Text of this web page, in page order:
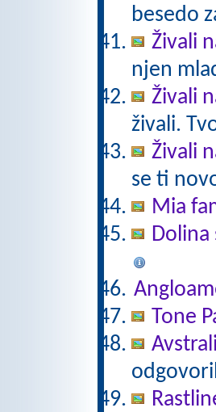
besedo
Živali
njen
Živali
živali.
Živali
se ti
Mia
Tone